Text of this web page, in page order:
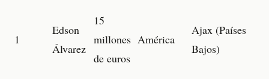
1
Edson
Álvarez
15
millones
de euros
América
Ajax (Países
Bajos)